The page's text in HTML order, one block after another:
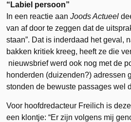
“Labiel persoon”
In een reactie aanJoods Actueel
van af door te zeggen dat de
staan”. Dat is inderdaad het geval,
bakken kritiek kreeg, heeft ze die
nieuwsbrief werd ook nog met de
honderden (duizenden?) adressen
stonden de bewuste passages wel
Voor hoofdredacteur Freilich is
een klontje: “Er zijn volgens mij